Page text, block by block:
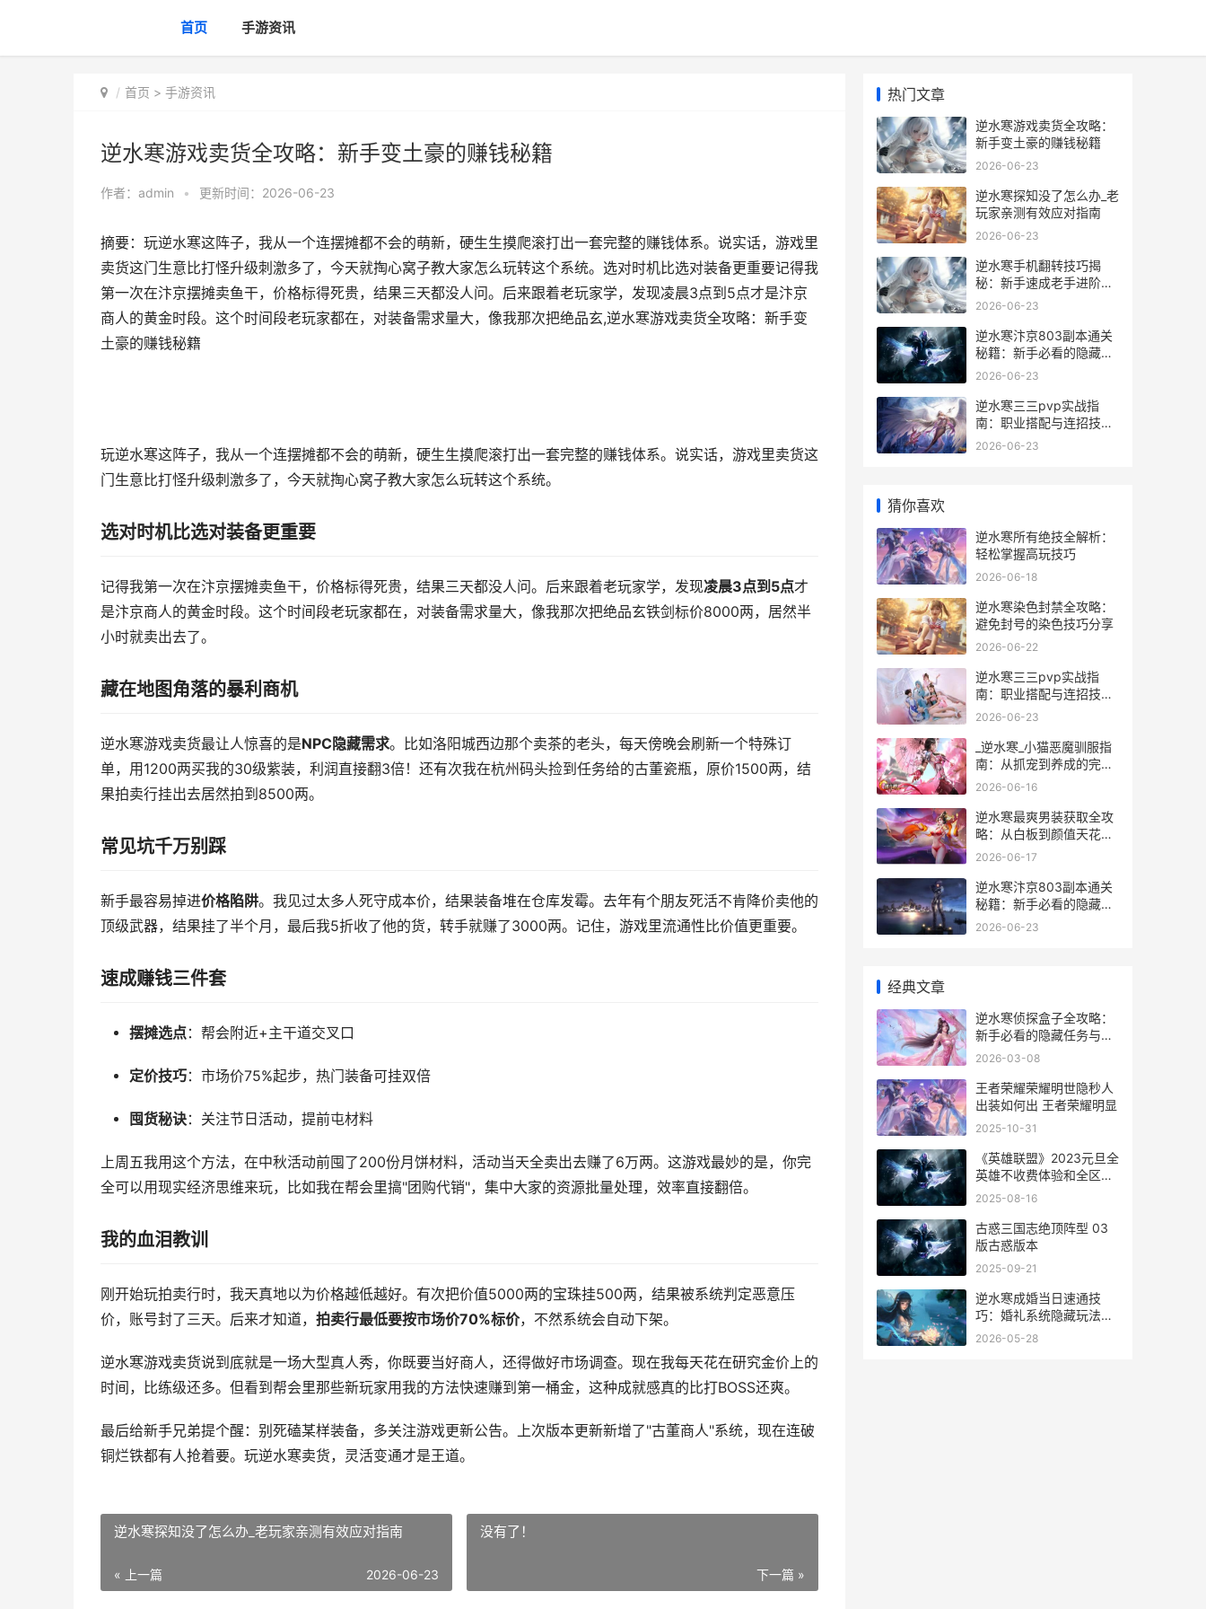
首页 手游资讯
首页 > 手游资讯
逆水寒游戏卖货全攻略：新手变土豪的赚钱秘籍
作者： admin • 更新时间：2026-06-23
摘要：玩逆水寒这阵子，我从一个连摆摊都不会的萌新，硬生生摸爬滚打出一套完整的赚钱体系。说实话，游戏里
卖货这门生意比打怪升级刺激多了，今天就掏心窝子教大家怎么玩转这个系统。选对时机比选对装备更重要记得我
第一次在汴京摆摊卖鱼干，价格标得死贵，结果三天都没人问。后来跟着老玩家学，发现凌晨3点到5点才是汴京
商人的黄金时段。这个时间段老玩家都在，对装备需求量大，像我那次把绝品玄,逆水寒游戏卖货全攻略：新手变
土豪的赚钱秘籍
玩逆水寒这阵子，我从一个连摆摊都不会的萌新，硬生生摸爬滚打出一套完整的赚钱体系。说实话，游戏里卖货这
门生意比打怪升级刺激多了，今天就掏心窝子教大家怎么玩转这个系统。
选对时机比选对装备更重要
记得我第一次在汴京摆摊卖鱼干，价格标得死贵，结果三天都没人问。后来跟着老玩家学，发现凌晨3点到5点才
是汴京商人的黄金时段。这个时间段老玩家都在，对装备需求量大，像我那次把绝品玄铁剑标价8000两，居然半
小时就卖出去了。
藏在地图角落的暴利商机
逆水寒游戏卖货最让人惊喜的是NPC隐藏需求。比如洛阳城西边那个卖茶的老头，每天傍晚会刷新一个特殊订
单，用1200两买我的30级紫装，利润直接翻3倍！还有次我在杭州码头捡到任务给的古董瓷瓶，原价1500两，结
果拍卖行挂出去居然拍到8500两。
常见坑千万别踩
新手最容易掉进价格陷阱。我见过太多人死守成本价，结果装备堆在仓库发霉。去年有个朋友死活不肯降价卖他的
顶级武器，结果挂了半个月，最后我5折收了他的货，转手就赚了3000两。记住，游戏里流通性比价值更重要。
速成赚钱三件套
摆摊选点：帮会附近+主干道交叉口
定价技巧：市场价75%起步，热门装备可挂双倍
囤货秘诀：关注节日活动，提前屯材料
上周五我用这个方法，在中秋活动前囤了200份月饼材料，活动当天全卖出去赚了6万两。这游戏最妙的是，你完
全可以用现实经济思维来玩，比如我在帮会里搞"团购代销"，集中大家的资源批量处理，效率直接翻倍。
我的血泪教训
刚开始玩拍卖行时，我天真地以为价格越低越好。有次把价值5000两的宝珠挂500两，结果被系统判定恶意压
价，账号封了三天。后来才知道， 拍卖行最低要按市场价70%标价，不然系统会自动下架。
逆水寒游戏卖货说到底就是一场大型真人秀，你既要当好商人，还得做好市场调查。现在我每天花在研究金价上的
时间，比练级还多。但看到帮会里那些新玩家用我的方法快速赚到第一桶金，这种成就感真的比打BOSS还爽。
最后给新手兄弟提个醒：别死磕某样装备，多关注游戏更新公告。上次版本更新新增了"古董商人"系统，现在连破
铜烂铁都有人抢着要。玩逆水寒卖货，灵活变通才是王道。
逆水寒探知没了怎么办_老玩家亲测有效应对指南
« 上一篇 2026-06-23
没有了！
下一篇 »
热门文章
逆水寒游戏卖货全攻略：
新手变土豪的赚钱秘籍
2026-06-23
逆水寒探知没了怎么办_老
玩家亲测有效应对指南
2026-06-23
逆水寒手机翻转技巧揭
秘：新手速成老手进阶全
攻略
2026-06-23
逆水寒汴京803副本通关
秘籍：新手必看的隐藏机
制全解析
2026-06-23
逆水寒三三pvp实战指
南：职业搭配与连招技巧
全解析
2026-06-23
猜你喜欢
逆水寒所有绝技全解析：
轻松掌握高玩技巧
2026-06-18
逆水寒染色封禁全攻略：
避免封号的染色技巧分享
2026-06-22
逆水寒三三pvp实战指
南：职业搭配与连招技巧
全解析
2026-06-23
_逆水寒_小猫恶魔驯服指
南：从抓宠到养成的完整
教程
2026-06-16
逆水寒最爽男装获取全攻
略：从白板到颜值天花板
的蜕变之路
2026-06-17
逆水寒汴京803副本通关
秘籍：新手必看的隐藏机
制全解析
2026-06-23
经典文章
逆水寒侦探盒子全攻略：
新手必看的隐藏任务与技
巧
2026-03-08
王者荣耀荣耀明世隐秒人
出装如何出 王者荣耀明显
2025-10-31
《英雄联盟》2023元旦全
英雄不收费体验和全区开
启双倍经验加成活动主题
2025-08-16
古惑三国志绝顶阵型 03
版古惑版本
2025-09-21
逆水寒成婚当日速通技
巧：婚礼系统隐藏玩法全
解析
2026-05-28